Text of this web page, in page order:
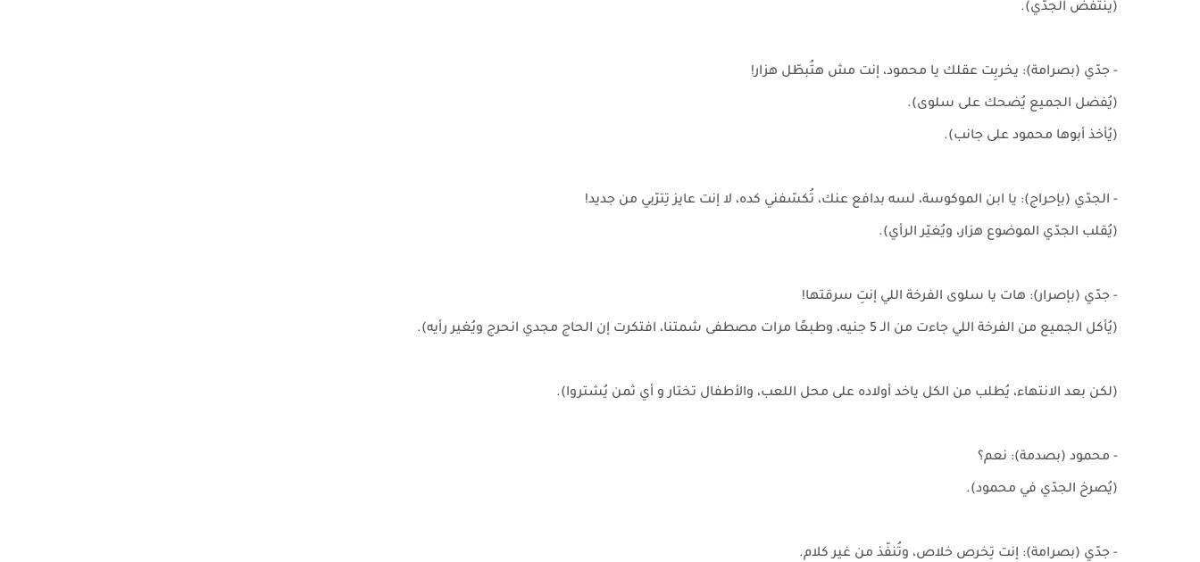
(ينتفض الجدّي).
- جدّي (بصرامة): يخربِت عقلك يا محمود، إنت مش هتُبطّل هزار!
(يُفضل الجميع يُضحك على سلوى).
(يُأخذ أبوها محمود على جانب).
- الجدّي (بإحراج): يا ابن الموكوسة، لسه بدافع عنك، تُكسّفني كده، لا إنت عايز تِترّبي من جديد!
(يُقلب الجدّي الموضوع هزار، ويُغيّر الرأي).
- جدّي (بإصرار): هات يا سلوى الفرخة اللي إنتِ سرقتها!
(يُأكل الجميع من الفرخة اللي جاءت من الـ 5 جنيه، وطبعًا مرات مصطفى شمتنا، افتكرت إن الحاج مجدي انحرج ويُغير رأيه).
(لكن بعد الانتهاء، يُطلب من الكل ياخد أولاده على محل اللعب، والأطفال تختار و أي ثمن يُشتروا).
- محمود (بصدمة): نعم؟
(يُصرخ الجدّي في محمود).
- جدّي (بصرامة): إنت تِخرص خلاص، وتُنفّذ من غير كلام.